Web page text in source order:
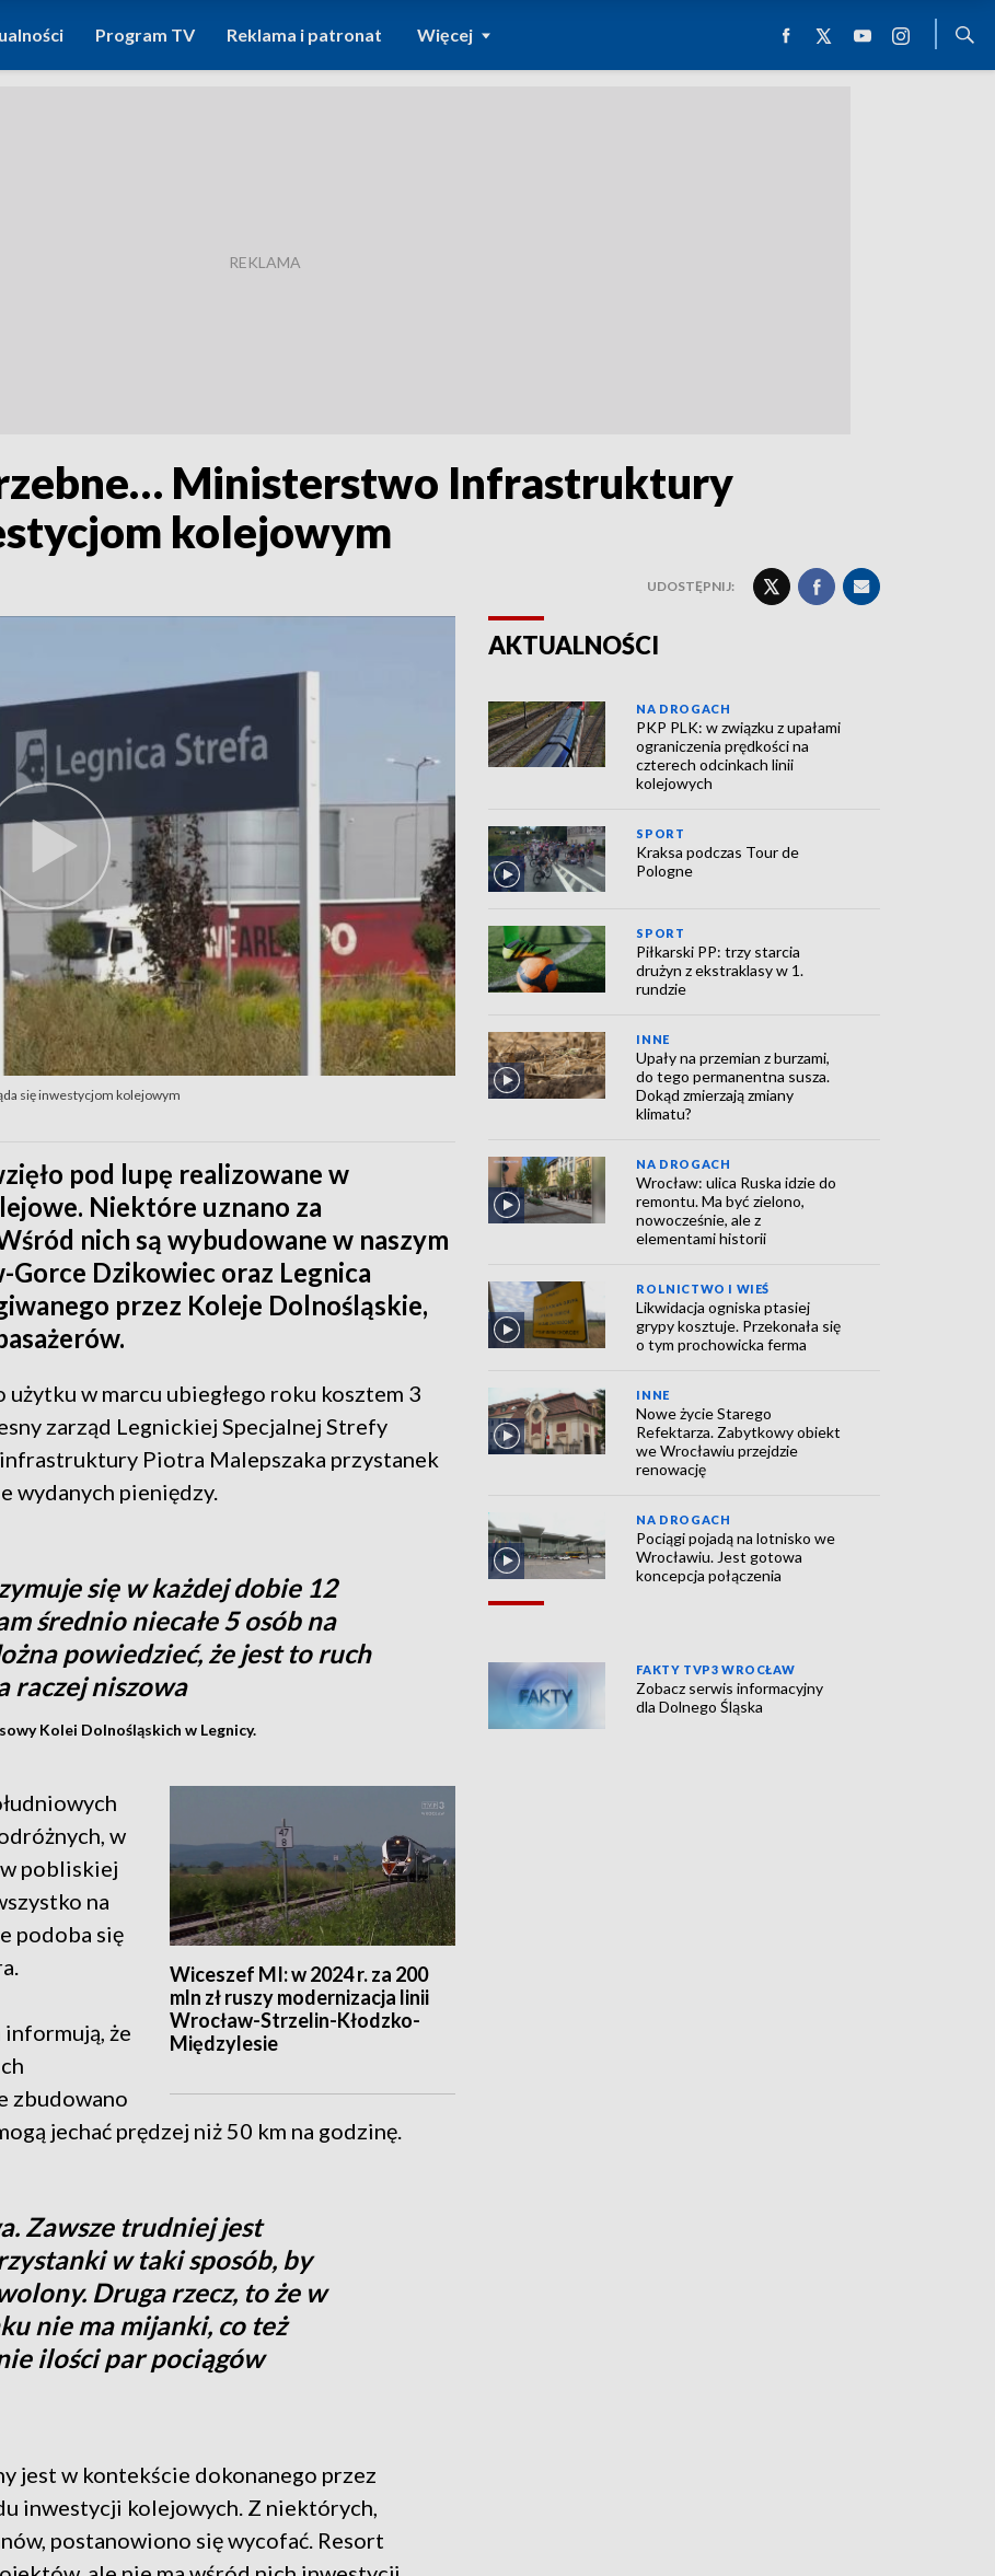
Program TV Reklama i patronat Więcej
Ministerstwo Infrastruktury
kolejowym
UDOSTĘPNIJ:
się inwestycjom kolejowym
pod lupę realizowane w
Niektóre uznano za
nich są wybudowane w naszym
Dzikowiec oraz Legnica
przez Koleje Dolnośląskie,
w marcu ubiegłego roku kosztem 3
zarząd Legnickiej Specjalnej Strefy
Piotra Malepszaka przystanek
wydanych pieniędzy.
się w każdej dobie 12
średnio niecałe 5 osób na
powiedzieć, że jest to ruch
raczej niszowa
Kolei Dolnośląskich w Legnicy.
Wiceszef MI: w 2024 r. za 200
mln zł ruszy modernizacja linii
Wrocław-Strzelin-Kłodzko-
Międzylesie
w
pobliskiej
na
podoba się
że
zbudowano
jechać prędzej niż 50 km na godzinę.
Zawsze trudniej jest
w taki sposób, by
Druga rzecz, to że w
nie ma mijanki, co też
ilości par pociągów
jest w kontekście dokonanego przez
inwestycji kolejowych. Z niektórych,
postanowiono się wycofać. Resort
AKTUALNOŚCI
NA DROGACH
PKP PLK: w związku z upałami
ograniczenia prędkości na
czterech odcinkach linii
kolejowych
SPORT
Kraksa podczas Tour de
Pologne
SPORT
Piłkarski PP: trzy starcia
drużyn z ekstraklasy w 1.
rundzie
INNE
Upały na przemian z burzami,
do tego permanentna susza.
Dokąd zmierzają zmiany
klimatu?
NA DROGACH
Wrocław: ulica Ruska idzie do
remontu. Ma być zielono,
nowocześnie, ale z
elementami historii
ROLNICTWO I WIEŚ
Likwidacja ogniska ptasiej
grypy kosztuje. Przekonała się
o tym prochowicka ferma
INNE
Nowe życie Starego
Refektarza. Zabytkowy obiekt
we Wrocławiu przejdzie
renowację
NA DROGACH
Pociągi pojadą na lotnisko we
Wrocławiu. Jest gotowa
koncepcja połączenia
FAKTY TVP3 WROCŁAW
Zobacz serwis informacyjny
dla Dolnego Śląska